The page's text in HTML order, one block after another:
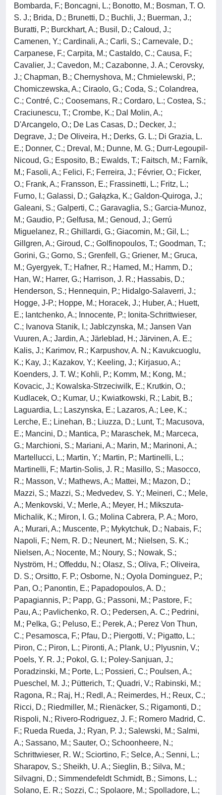
Bombarda, F.; Boncagni, L.; Bonotto, M.; Bosman, T. O.
S. J.; Brida, D.; Brunetti, D.; Buchli, J.; Buerman, J.;
Buratti, P.; Burckhart, A.; Busil, D.; Caloud, J.;
Camenen, Y.; Cardinali, A.; Carli, S.; Carnevale, D.;
Carpanese, F.; Carpita, M.; Castaldo, C.; Causa, F.;
Cavalier, J.; Cavedon, M.; Cazabonne, J. A.; Cerovsky,
J.; Chapman, B.; Chernyshova, M.; Chmielewski, P.;
Chomiczewska, A.; Ciraolo, G.; Coda, S.; Colandrea,
C.; Contré, C.; Coosemans, R.; Cordaro, L.; Costea, S.;
Craciunescu, T.; Crombe, K.; Dal Molin, A.;
D'Arcangelo, O.; De Las Casas, D.; Decker, J.;
Degrave, J.; De Oliveira, H.; Derks, G. L.; Di Grazia, L.
E.; Donner, C.; Dreval, M.; Dunne, M. G.; Durr-Legoupil-
Nicoud, G.; Esposito, B.; Ewalds, T.; Faitsch, M.; Farník,
M.; Fasoli, A.; Felici, F.; Ferreira, J.; Février, O.; Ficker,
O.; Frank, A.; Fransson, E.; Frassinetti, L.; Fritz, L.;
Furno, I.; Galassi, D.; Gałązka, K.; Galdon-Quiroga, J.;
Galeani, S.; Galperti, C.; Garavaglia, S.; Garcia-Munoz,
M.; Gaudio, P.; Gelfusa, M.; Genoud, J.; Gerrú
Miguelanez, R.; Ghillardi, G.; Giacomin, M.; Gil, L.;
Gillgren, A.; Giroud, C.; Golfinopoulos, T.; Goodman, T.;
Gorini, G.; Gorno, S.; Grenfell, G.; Griener, M.; Gruca,
M.; Gyergyek, T.; Hafner, R.; Hamed, M.; Hamm, D.;
Han, W.; Harrer, G.; Harrison, J. R.; Hassabis, D.;
Henderson, S.; Hennequin, P.; Hidalgo-Salaverri, J.;
Hogge, J-P.; Hoppe, M.; Horacek, J.; Huber, A.; Huett,
E.; Iantchenko, A.; Innocente, P.; Ionita-Schrittwieser,
C.; Ivanova Stanik, I.; Jablczynska, M.; Jansen Van
Vuuren, A.; Jardin, A.; Järleblad, H.; Järvinen, A. E.;
Kalis, J.; Karimov, R.; Karpushov, A. N.; Kavukcuoglu,
K.; Kay, J.; Kazakov, Y.; Keeling, J.; Kirjasuo, A.;
Koenders, J. T. W.; Kohli, P.; Komm, M.; Kong, M.;
Kovacic, J.; Kowalska-Strzeciwilk, E.; Krutkin, O.;
Kudlacek, O.; Kumar, U.; Kwiatkowski, R.; Labit, B.;
Laguardia, L.; Laszynska, E.; Lazaros, A.; Lee, K.;
Lerche, E.; Linehan, B.; Liuzza, D.; Lunt, T.; Macusova,
E.; Mancini, D.; Mantica, P.; Maraschek, M.; Marceca,
G.; Marchioni, S.; Mariani, A.; Marin, M.; Marinoni, A.;
Martellucci, L.; Martin, Y.; Martin, P.; Martinelli, L.;
Martinelli, F.; Martin-Solis, J. R.; Masillo, S.; Masocco,
R.; Masson, V.; Mathews, A.; Mattei, M.; Mazon, D.;
Mazzi, S.; Mazzi, S.; Medvedev, S. Y.; Meineri, C.; Mele,
A.; Menkovski, V.; Merle, A.; Meyer, H.; Mikszuta-
Michalik, K.; Miron, I. G.; Molina Cabrera, P. A.; Moro,
A.; Murari, A.; Muscente, P.; Mykytchuk, D.; Nabais, F.;
Napoli, F.; Nem, R. D.; Neunert, M.; Nielsen, S. K.;
Nielsen, A.; Nocente, M.; Noury, S.; Nowak, S.;
Nyström, H.; Offeddu, N.; Olasz, S.; Oliva, F.; Oliveira,
D. S.; Orsitto, F. P.; Osborne, N.; Oyola Dominguez, P.;
Pan, O.; Panontin, E.; Papadopoulos, A. D.;
Papagiannis, P.; Papp, G.; Passoni, M.; Pastore, F.;
Pau, A.; Pavlichenko, R. O.; Pedersen, A. C.; Pedrini,
M.; Pelka, G.; Peluso, E.; Perek, A.; Perez Von Thun,
C.; Pesamosca, F.; Pfau, D.; Piergotti, V.; Pigatto, L.;
Piron, C.; Piron, L.; Pironti, A.; Plank, U.; Plyusnin, V.;
Poels, Y. R. J.; Pokol, G. I.; Poley-Sanjuan, J.;
Poradzinski, M.; Porte, L.; Possieri, C.; Poulsen, A.;
Pueschel, M. J.; Pütterich, T.; Quadri, V.; Rabinski, M.;
Ragona, R.; Raj, H.; Redl, A.; Reimerdes, H.; Reux, C.;
Ricci, D.; Riedmiller, M.; Rienäcker, S.; Rigamonti, D.;
Rispoli, N.; Rivero-Rodriguez, J. F.; Romero Madrid, C.
F.; Rueda Rueda, J.; Ryan, P. J.; Salewski, M.; Salmi,
A.; Sassano, M.; Sauter, O.; Schoonheere, N.;
Schrittwieser, R. W.; Sciortino, F.; Selce, A.; Senni, L.;
Sharapov, S.; Sheikh, U. A.; Sieglin, B.; Silva, M.;
Silvagni, D.; Simmendefeldt Schmidt, B.; Simons, L.;
Solano, E. R.; Sozzi, C.; Spolaore, M.; Spolladore, L.;